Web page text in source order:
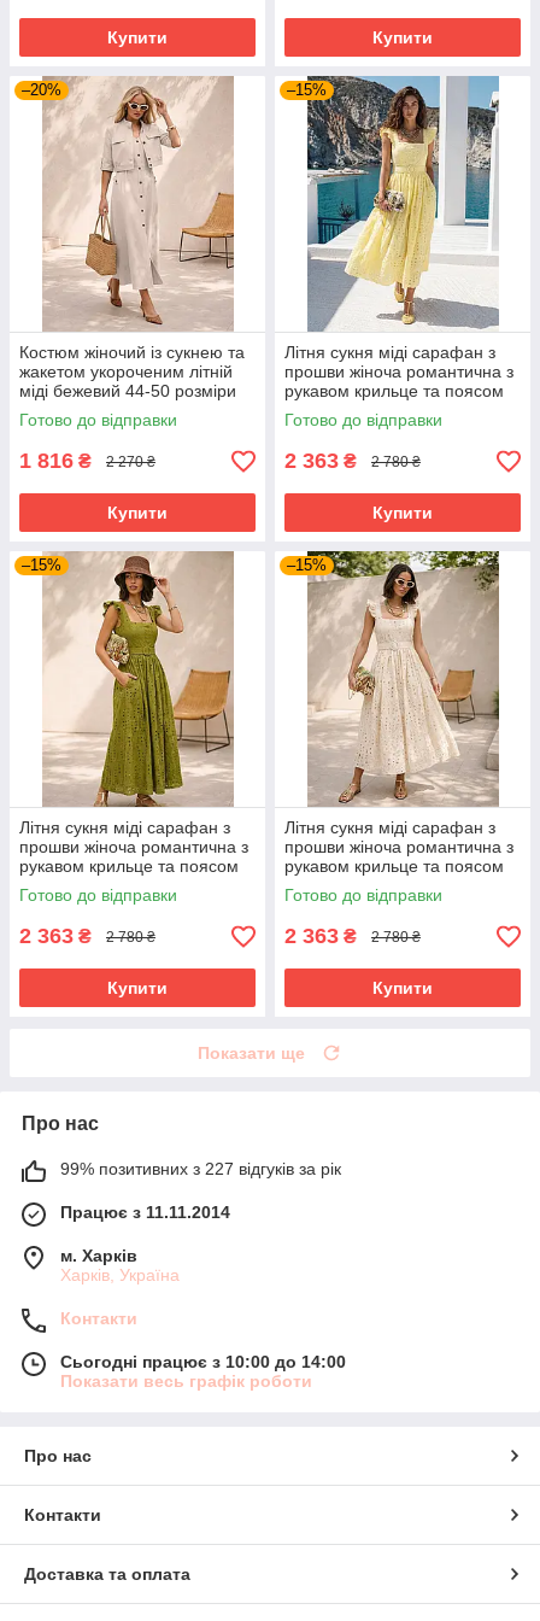
Купити Купити
–20%
Костюм жіночий із сукнею та
жакетом укороченим літній
міді бежевий 44-50 розміри
Готово до відправки
1 816 ₴ 2 270 ₴
Купити
–15%
Літня сукня міді сарафан з
прошви жіноча романтична з
рукавом крильце та поясом
42-48 розміри жовта
Готово до відправки
2 363 ₴ 2 780 ₴
Купити
–15%
Літня сукня міді сарафан з
прошви жіноча романтична з
рукавом крильце та поясом
42-48 розміри оливкова
Готово до відправки
2 363 ₴ 2 780 ₴
Купити
–15%
Літня сукня міді сарафан з
прошви жіноча романтична з
рукавом крильце та поясом
42-48 розміри бежева
Готово до відправки
2 363 ₴ 2 780 ₴
Купити
Показати ще
Про нас
99% позитивних з 227 відгуків за рік
Працює з 11.11.2014
м. Харків
Харків, Україна
Контакти
Сьогодні працює з 10:00 до 14:00
Показати весь графік роботи
Про нас
Контакти
Доставка та оплата